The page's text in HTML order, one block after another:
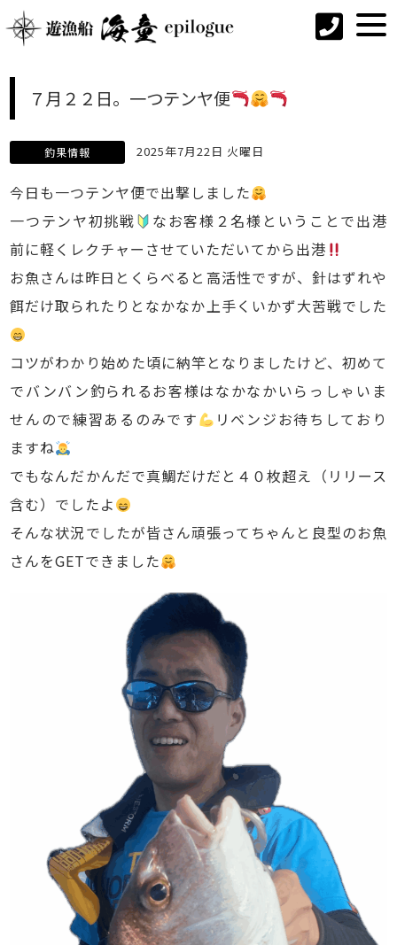
７月２２日。一つテンヤ便
釣果情報 2025年7月22日 火曜日
今日も一つテンヤ便で出撃しました
一つテンヤ初挑戦
なお客様２名様ということで出港
前に軽くレクチャーさせていただいてから出港
お魚さんは昨日とくらべると高活性ですが、針はずれや
餌だけ取られたりとなかなか上手くいかず大苦戦でした
コツがわかり始めた頃に納竿となりましたけど、初めて
でバンバン釣られるお客様はなかなかいらっしゃいま
せんので練習あるのみです
リベンジお待ちしており
ますね
でもなんだかんだで真鯛だけだと４０枚超え（リリース
含む）でしたよ
そんな状況でしたが皆さん頑張ってちゃんと良型のお魚
さんをGETできました